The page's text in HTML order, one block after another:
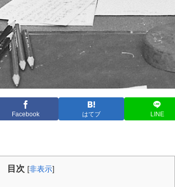
Facebook はてブ LINE
目次 [非表示]